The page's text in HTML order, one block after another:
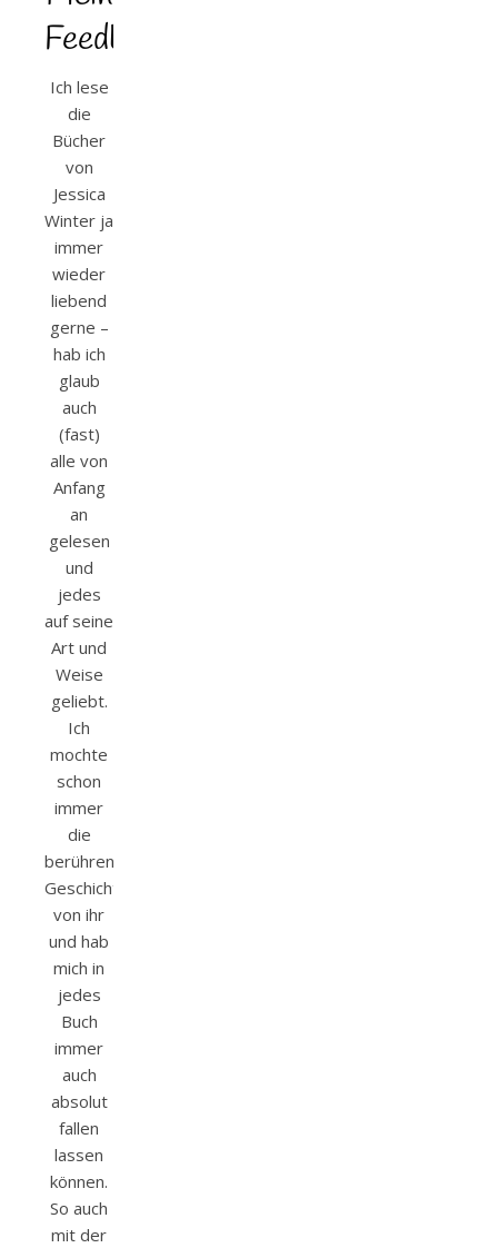
Feedback
Ich lese
die
Bücher
von
Jessica
Winter ja
immer
wieder
liebend
gerne –
hab ich
glaub
auch
(fast)
alle von
Anfang
an
gelesen
und
jedes
auf seine
Art und
Weise
geliebt.
Ich
mochte
schon
immer
die
berührenden
Geschichten
von ihr
und hab
mich in
jedes
Buch
immer
auch
absolut
fallen
lassen
können.
So auch
mit der